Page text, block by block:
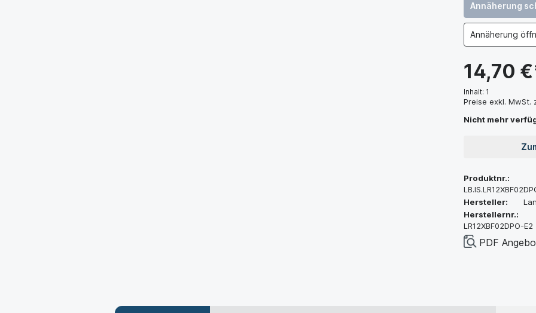
14,70
Inhalt: 1
Preise exkl. MwSt.
Nicht mehr
Annäherung
Annäherung
Produktnr.:
Hersteller:
Herstellernr.:
LR12XBF02DPO-E2
PDF